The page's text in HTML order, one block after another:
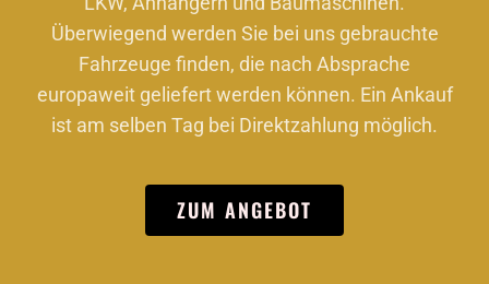
Überwiegend werden Sie bei uns gebrauchte
Fahrzeuge finden, die nach Absprache
europaweit geliefert werden können. Ein Ankauf
ist am selben Tag bei Direktzahlung möglich.
ZUM ANGEBOT